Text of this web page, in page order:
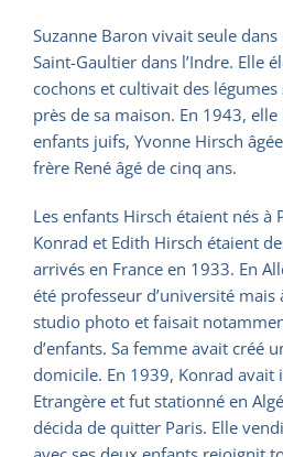
Suzanne Baron vivait seule
Saint-Gaultier dans l’Indre. Elle
cochons et cultivait des
près de sa maison. En 1943,
enfants juifs, Yvonne Hirsch
frère René âgé de cinq ans.
Les enfants Hirsch étaient nés à
Konrad et Edith Hirsch étaient
arrivés en France en 1933. En
été professeur d’université
studio photo et faisait
d’enfants. Sa femme avait créé
domicile. En 1939, Konrad avait
Etrangère et fut stationné en
décida de quitter Paris. Elle